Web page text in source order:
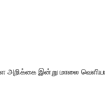
அறிக்கை இன்று மாலை